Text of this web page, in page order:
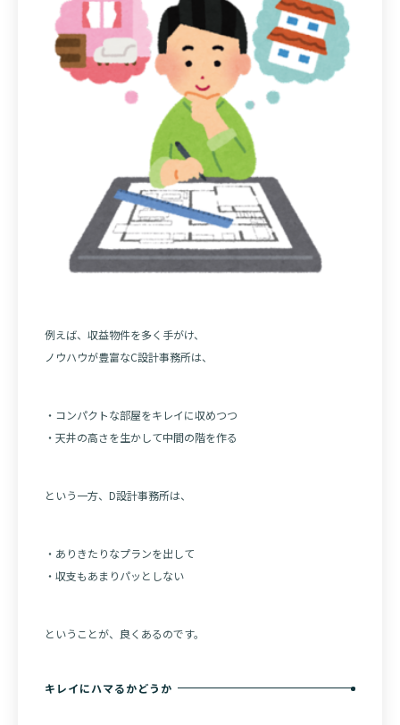
例えば、収益物件を多く手がけ、
ノウハウが豊富なC設計事務所は、
・コンパクトな部屋をキレイに収めつつ
・天井の高さを生かして中間の階を作る
という一方、D設計事務所は、
・ありきたりなプランを出して
・収支もあまりパッとしない
ということが、良くあるのです。
キレイにハマるかどうか